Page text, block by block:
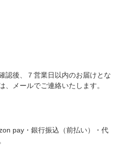
認後、７営業日以内のお届けとな
、メールでご連絡いたします。
pay・銀行振込（前払い）・代